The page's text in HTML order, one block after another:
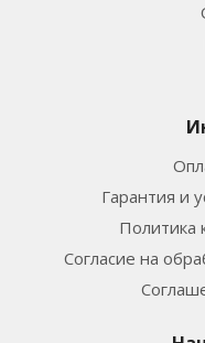
Гарантия и
Политика
Согласие на